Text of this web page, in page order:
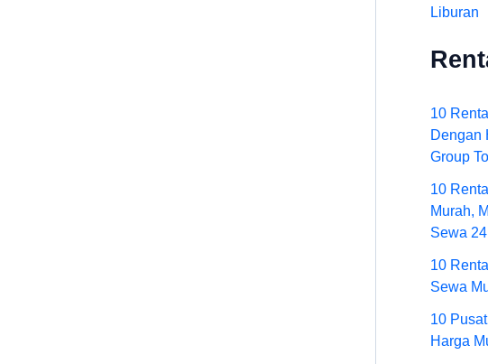
Liburan
10
Dengan
Group
10
Murah,
Sewa
10
Sewa
10
Harga